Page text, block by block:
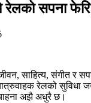
रेलको सपना
साहित्य, संगीत र
रेलको सुविधा
अझै अधुरै छ।